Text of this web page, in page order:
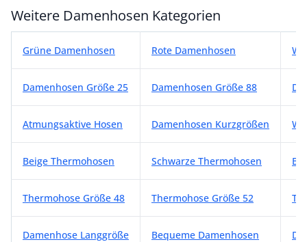
Weitere Damenhosen Kategorien
Grüne Damenhosen Rote Damenhosen
Damenhosen Größe 25 Damenhosen Größe 88
Atmungsaktive Hosen Damenhosen Kurzgrößen
Beige Thermohosen Schwarze Thermohosen
Thermohose Größe 48 Thermohose Größe 52
Damenhose Langgröße Bequeme Damenhosen